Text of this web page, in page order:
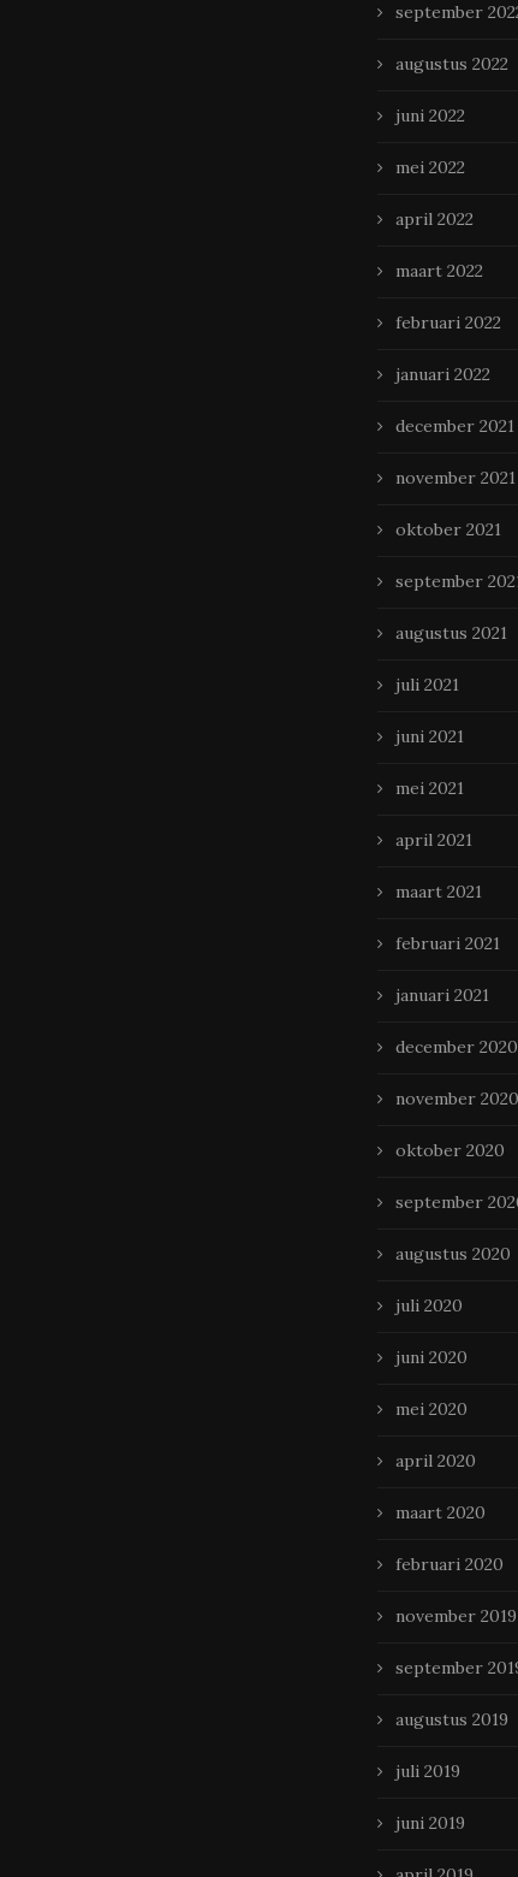
september
augustus 2022
juni 2022
mei 2022
april 2022
maart 2022
februari 2022
januari 2022
december 2021
november 2021
oktober 2021
september
augustus 2021
juli 2021
juni 2021
mei 2021
april 2021
maart 2021
februari 2021
januari 2021
december 2020
november 2020
oktober 2020
september
augustus 2020
juli 2020
juni 2020
mei 2020
april 2020
maart 2020
februari 2020
november 2019
september
augustus 2019
juli 2019
juni 2019